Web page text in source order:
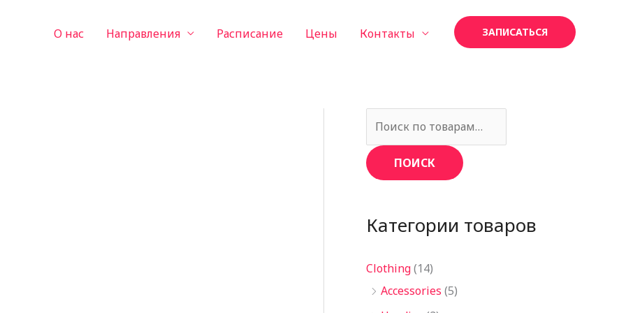
О нас Направления Расписание Цены Контакты ЗАПИСАТЬСЯ
с
к
ь
ПОИСК
Категории товаров
Clothing(14)
Accessories (5)